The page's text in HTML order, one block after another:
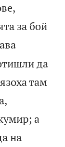
за бой
да
там
а
на